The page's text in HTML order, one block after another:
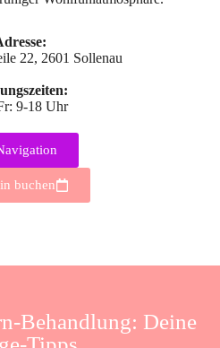
22, 2601 Sollenau
9-18 Uhr
buchen
Behandlung: Deine